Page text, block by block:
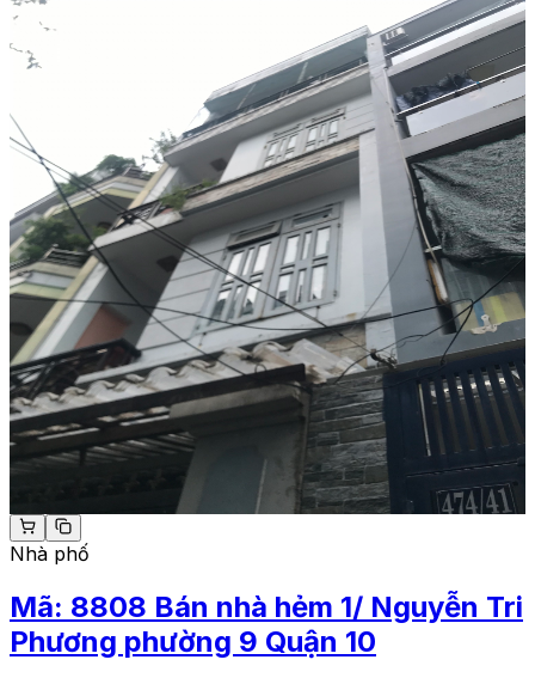
Nhà phố
Mã: 8808 Bán nhà hẻm 1/ Nguyễn Tri
Phương phường 9 Quận 10